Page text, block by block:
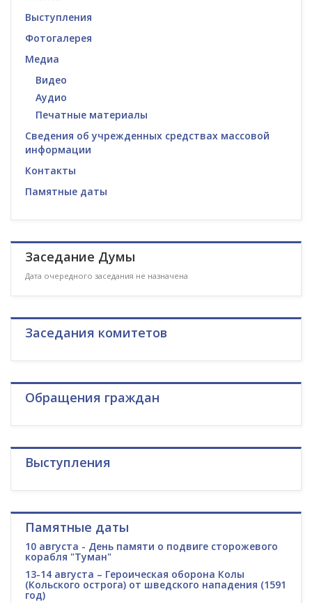
Выступления
Фотогалерея
Медиа
Видео
Аудио
Печатные материалы
Сведения об учрежденных средствах массовой
информации
Контакты
Памятные даты
Заседание Думы
Дата очередного заседания не назначена
Заседания комитетов
Обращения граждан
Выступления
Памятные даты
10 августа - День памяти о подвиге сторожевого
корабля "Туман"
13-14 августа – Героическая оборона Колы
(Кольского острога) от шведского нападения (1591
год)